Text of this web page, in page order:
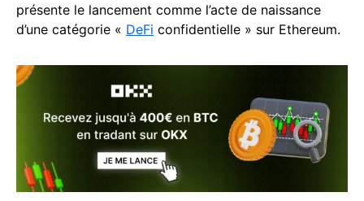
présente le lancement comme l’acte de naissance
d’une catégorie « DeFi confidentielle » sur Ethereum.